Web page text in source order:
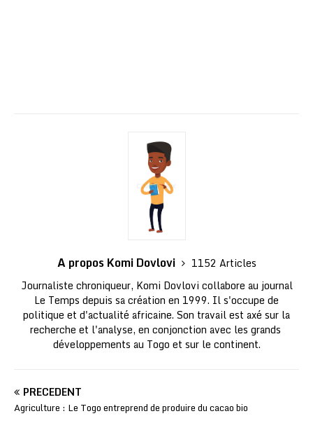
A propos Komi Dovlovi
1152 Articles
Journaliste chroniqueur, Komi Dovlovi collabore au journal
Le Temps depuis sa création en 1999. Il s'occupe de
politique et d'actualité africaine. Son travail est axé sur la
recherche et l'analyse, en conjonction avec les grands
développements au Togo et sur le continent.
PRÉCÉDENT
Agriculture : Le Togo entreprend de produire du cacao bio